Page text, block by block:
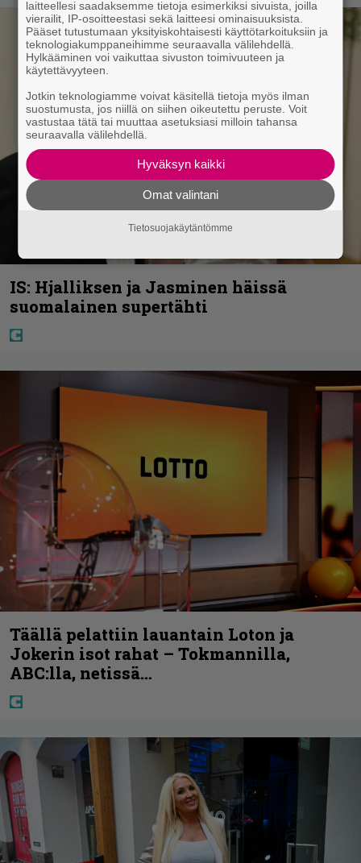
IS: Hjalliksen ja Jasminen häissä
suomalainen supertähti
Täällä pelattiin lauantain Loton ja
Jokerin isot rahat – Tokmannilla,
ABC:lla, netissä…
laitteellesi saadaksemme tietoja esimerkiksi sivuista, joilla
vierailit, IP-osoitteestasi sekä laitteesi ominaisuuksista.
Pääset tutustumaan yksityiskohtaisesti käyttötarkoituksiin ja
teknologiakumppaneihimme seuraavalla välilehdellä.
Hylkääminen voi vaikuttaa sivuston toimivuuteen ja
käytettävyyteen.
Jotkin teknologiamme voivat käsitellä tietoja myös ilman
suostumusta, jos niillä on siihen oikeutettu peruste. Voit
vastustaa tätä tai muuttaa asetuksiasi milloin tahansa
seuraavalla välilehdellä.
Hyväksyn kaikki
Omat valintani
Tietosuojakäytäntömme